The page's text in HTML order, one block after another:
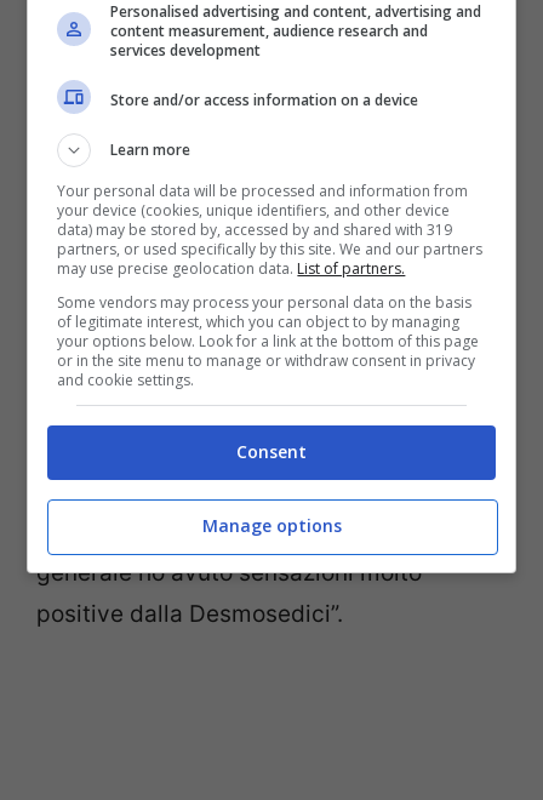
Bagnaia ora punta il
bersaglio grosso
In vista del prossimo Gran Premio ad
Austin Pecco ha così commentato: “Questo
periodo di riposo prima della gara negli
USA e dopo il testi di Misano mi sono stati
utili per ricaricarmi ed assimilare le due
vittorie, soprattutto l’ultima ottenuta sulla
pista di casa. Sia ad Aragon che a Misano
dalle prove libere del venerdì e più in
generale ho avuto sensazioni molto
positive dalla Desmosedici”.
Personalised advertising and content, advertising and
content measurement, audience research and
services development
Store and/or access information on a device
Learn more
Your personal data will be processed and information from
your device (cookies, unique identifiers, and other device
data) may be stored by, accessed by and shared with 319
partners, or used specifically by this site. We and our partners
may use precise geolocation data. List of partners.
Some vendors may process your personal data on the basis
of legitimate interest, which you can object to by managing
your options below. Look for a link at the bottom of this page
or in the site menu to manage or withdraw consent in privacy
and cookie settings.
Consent
Manage options